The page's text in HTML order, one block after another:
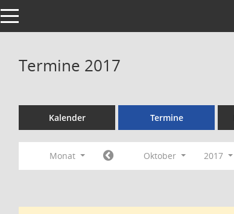
Toggle navigation
Termine 2017
Kalender Termine
Monat Oktober 2017